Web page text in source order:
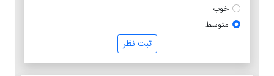
خوب
متوسط
ثبت نظر